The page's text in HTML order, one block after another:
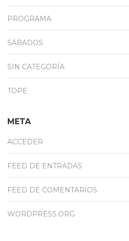
PROGRAMA
SÁBADOS
SIN CATEGORÍA
TOPE
META
ACCEDER
FEED DE ENTRADAS
FEED DE COMENTARIOS
WORDPRESS.ORG